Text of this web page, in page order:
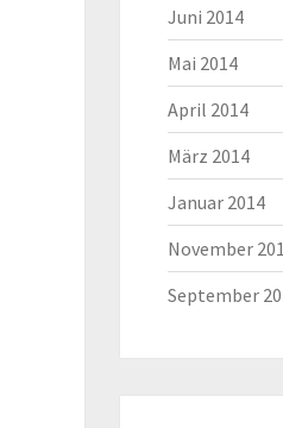
Juni 2014
Mai 2014
April 2014
März 2014
Januar 2014
November
September